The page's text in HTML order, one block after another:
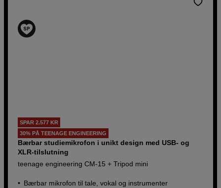
SPAR 2.577 KR
30% PÅ TEENAGE ENGINEERING
Bærbar studiemikrofon i unikt design med USB- og
XLR-tilslutning
teenage engineering CM-15 + Tripod mini
Bærbar mikrofon til tale, vokal og instrumenter